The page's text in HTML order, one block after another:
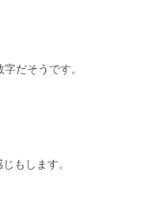
だそうです。
もします。